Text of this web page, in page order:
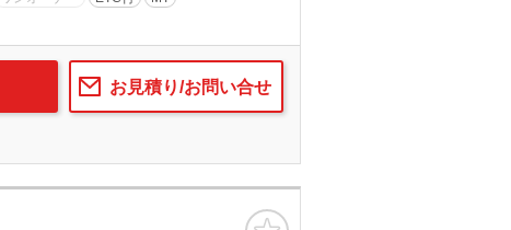
お見積り/お問い合せ